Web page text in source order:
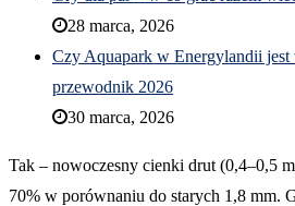
28 marca, 2026
Czy Aquapark w Energylandii
przewodnik 2026
30 marca, 2026
Tak – nowoczesny cienki drut (0,4–0,5
70% w porównaniu do starych 1,8 mm.